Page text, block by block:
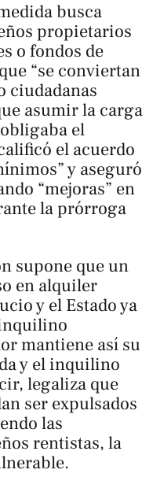
busca
propietarios
o fondos de
“se conviertan
ciudadanas
asumir la carga
el
el acuerdo
y aseguró
“mejoras” en
la prórroga
supone que un
en alquiler
y el Estado ya
mantiene así su
y el inquilino
legaliza que
ser expulsados
las
rentistas, la